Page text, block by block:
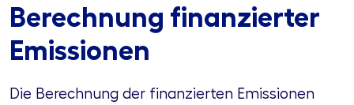
Berechnung finanzierter
Emissionen
Die Berechnung der finanzierten Emissionen